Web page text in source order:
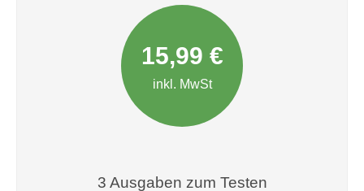
15,99 €
inkl. MwSt
3 Ausgaben zum Testen